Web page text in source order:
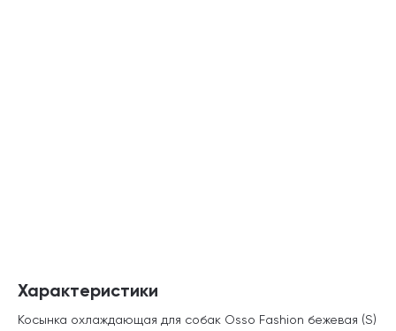
Характеристики
Косынка охлаждающая для собак Osso Fashion бежевая (S)